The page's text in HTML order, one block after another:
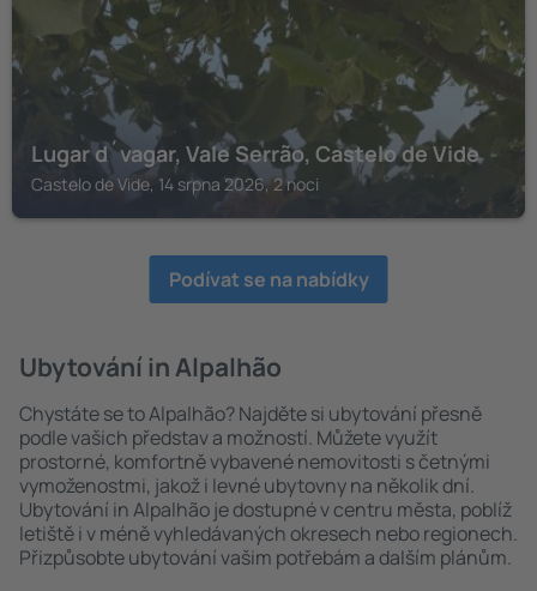
Lugar d´vagar, Vale Serrão, Castelo de Vide
Castelo de Vide, 14 srpna 2026, 2 noci
Podívat se na nabídky
Ubytování in Alpalhão
Chystáte se to Alpalhão? Najděte si ubytování přesně
podle vašich představ a možností. Můžete využít
prostorné, komfortně vybavené nemovitosti s četnými
vymoženostmi, jakož i levné ubytovny na několik dní.
Ubytování in Alpalhão je dostupné v centru města, poblíž
letiště i v méně vyhledávaných okresech nebo regionech.
Přizpůsobte ubytování vašim potřebám a dalším plánům.